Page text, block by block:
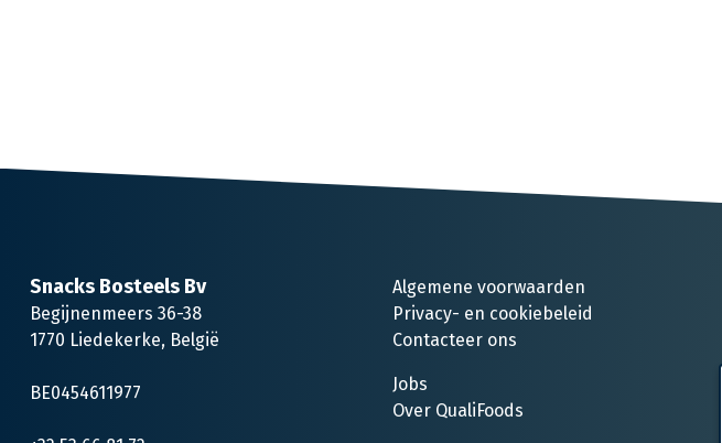
Snacks Bosteels Bv
Begijnenmeers 36-38
1770 Liedekerke, België
BE0454611977
Algemene voorwaarden
Privacy- en cookiebeleid
Contacteer ons
Jobs
Over QualiFoods